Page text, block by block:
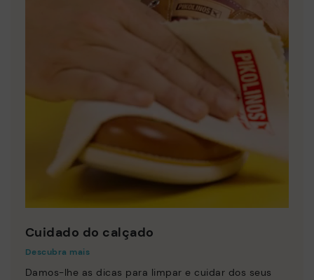
Cuidado do calçado
Descubra mais
Damos-lhe as dicas para limpar e cuidar dos seus